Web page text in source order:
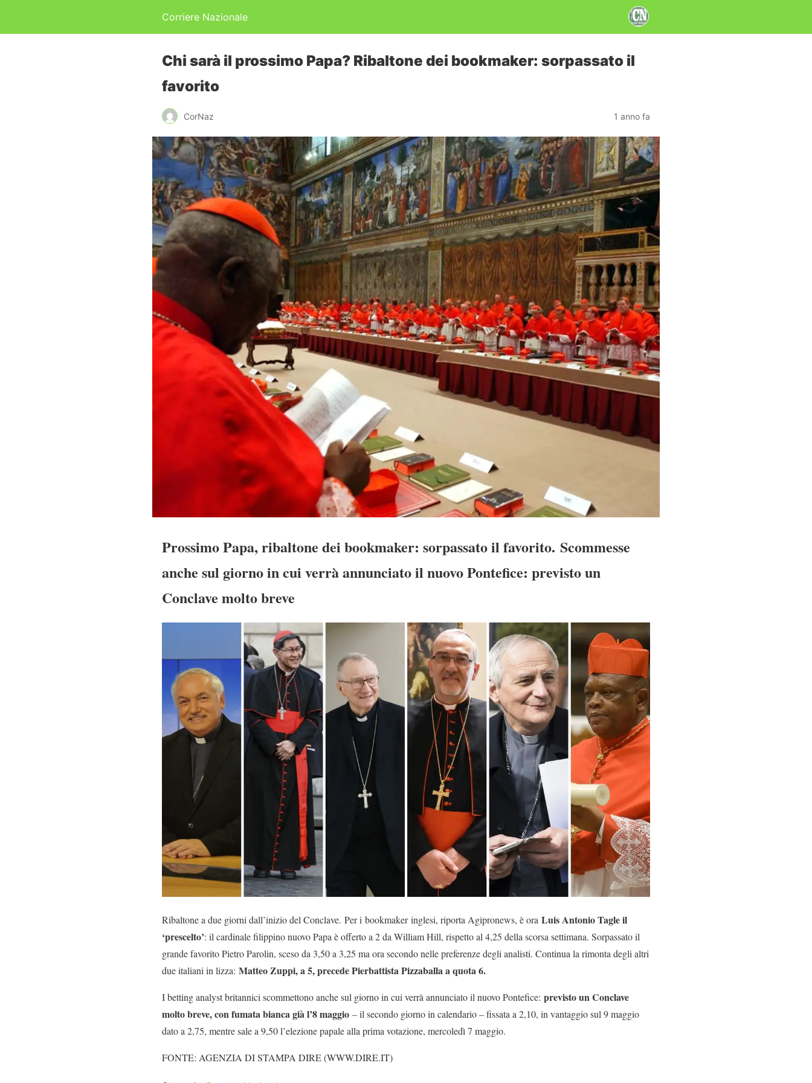
Corriere Nazionale
Chi sarà il prossimo Papa? Ribaltone dei bookmaker: sorpassato il
favorito
CorNaz 1 anno fa
Prossimo Papa, ribaltone dei bookmaker: sorpassato il favorito. Scommesse
anche sul giorno in cui verrà annunciato il nuovo Pontefice: previsto un
Conclave molto breve
Ribaltone a due giorni dall’inizio del Conclave. Per i bookmaker inglesi, riporta Agipronews, è ora Luis Antonio Tagle il
‘prescelto’: il cardinale filippino nuovo Papa è offerto a 2 da William Hill, rispetto al 4,25 della scorsa settimana. Sorpassato il
grande favorito Pietro Parolin, sceso da 3,50 a 3,25 ma ora secondo nelle preferenze degli analisti. Continua la rimonta degli altri
due italiani in lizza: Matteo Zuppi, a 5, precede Pierbattista Pizzaballa a quota 6.
I betting analyst britannici scommettono anche sul giorno in cui verrà annunciato il nuovo Pontefice: previsto un Conclave
molto breve, con fumata bianca già l’8 maggio – il secondo giorno in calendario – fissata a 2,10, in vantaggio sul 9 maggio
dato a 2,75, mentre sale a 9,50 l’elezione papale alla prima votazione, mercoledì 7 maggio.
FONTE: AGENZIA DI STAMPA DIRE (WWW.DIRE.IT)